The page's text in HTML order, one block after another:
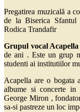
Pregatirea muzicală a
de la Biserica Sfantul
Rodica Trandafir
Grupul vocal Acapella
de ani . Este un grup
studenti ai institutiilor
Acapella are o bogata
albume si concerte in
George Miron ,
sa-si pastreze un loc